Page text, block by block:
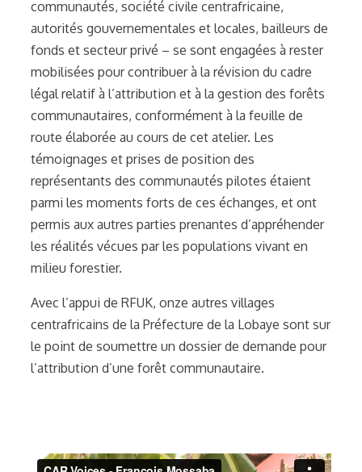
communautés, société civile centrafricaine,
autorités gouvernementales et locales, bailleurs de
fonds et secteur privé – se sont engagées à rester
mobilisées pour contribuer à la révision du cadre
légal relatif à l’attribution et à la gestion des forêts
communautaires, conformément à la feuille de
route élaborée au cours de cet atelier. Les
témoignages et prises de position des
représentants des communautés pilotes étaient
parmi les moments forts de ces échanges, et ont
permis aux autres parties prenantes d’appréhender
les réalités vécues par les populations vivant en
milieu forestier.
Avec l’appui de RFUK, onze autres villages
centrafricains de la Préfecture de la Lobaye sont sur
le point de soumettre un dossier de demande pour
l’attribution d’une forêt communautaire.